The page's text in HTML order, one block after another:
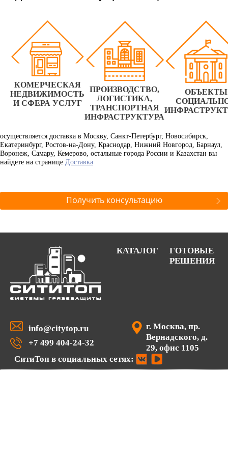
КОМЕРЧЕСКАЯ
НЕДВИЖИМОСТЬ
И СФЕРА УСЛУГ
ПРОИЗВОДСТВО,
ЛОГИСТИКА,
ТРАНСПОРТНАЯ
ИНФРАСТРУКТУРА
ОБЪЕКТЫ
осуществляется доставка в Москву, Санкт-Петербург, Новосибирск,
Екатеринбург, Ростов-на-Дону, Краснодар, Нижний Новгород, Барнаул,
Воронеж, Самару, Кемерово, остальные города России и Казахстан вы
найдете на странице Доставка
Получить консультацию
КАТАЛОГ
ГОТОВЫЕ
РЕШЕНИЯ
info@citytop.ru
+7 499 404-24-32
г. Москва, пр.
Вернадского, д.
29, офис 1105
СитиТоп в социальных сетях: